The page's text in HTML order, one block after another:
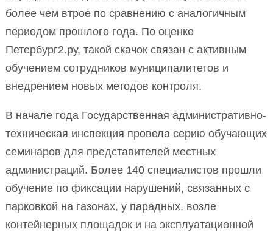
более чем втрое по сравнению с аналогичным
периодом прошлого года. По оценке
Петербург2.ру, такой скачок связан с активным
обучением сотрудников муниципалитетов и
внедрением новых методов контроля.
В начале года Государственная административно-
техническая инспекция провела серию обучающих
семинаров для представителей местных
администраций. Более 140 специалистов прошли
обучение по фиксации нарушений, связанных с
парковкой на газонах, у парадных, возле
контейнерных площадок и на эксплуатационной